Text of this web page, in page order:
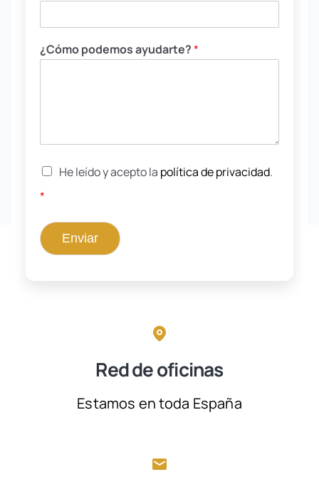
¿Cómo podemos ayudarte?*
He leído y acepto la política de privacidad.
*
Enviar
Red de oficinas
Estamos en toda España